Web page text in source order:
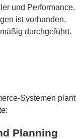
und Performance.
ist vorhanden.
durchgeführt.
Systemen plant
Planning